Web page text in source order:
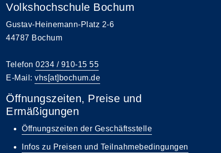
Volkshochschule Bochum
Gustav-Heinemann-Platz 2-6
44787 Bochum
Telefon 0234 / 910-15 55
E-Mail: vhs[at]bochum.de
Öffnungszeiten, Preise und
Ermäßigungen
Öffnungszeiten der Geschäftsstelle
Infos zu Preisen und Teilnahmebedingungen